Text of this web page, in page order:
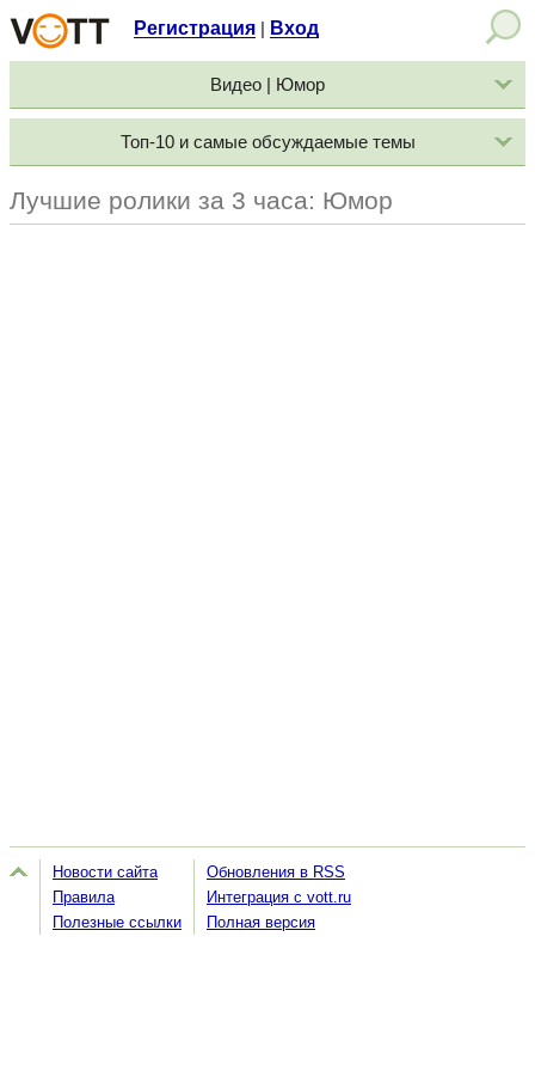
Регистрация Вход
Видео | Юмор
Топ-10 и самые обсуждаемые темы
Лучшие ролики за 3 часа: Юмор
Новости сайта
Правила
Полезные ссылки
Обновления в RSS
Интеграция с vott.ru
Полная версия